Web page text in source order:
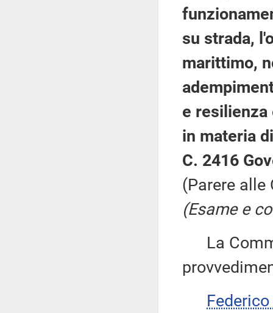
su strada,
marittimo,
e resilienza
in materia
C. 2416
(Parere alle
(Esame e
La